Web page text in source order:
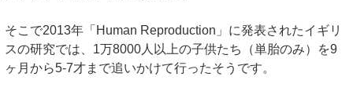
そこで2013年「Human Reproduction」に発表されたイギリ
スの研究では、1万8000人以上の子供たち（単胎のみ）を9
ヶ月から5-7才まで追いかけて行ったそうです。